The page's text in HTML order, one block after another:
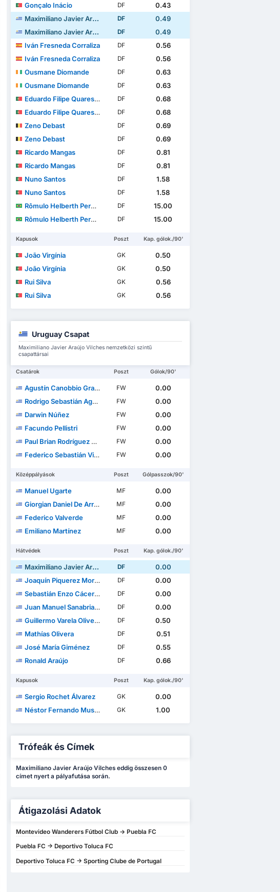
Gonçalo Inácio
DF
0.43
Maximiliano Javier Araújo Vilches
DF
0.49
Maximiliano Javier Araújo Vilches
DF
0.49
Iván Fresneda Corraliza
DF
0.56
Iván Fresneda Corraliza
DF
0.56
Ousmane Diomande
DF
0.63
Ousmane Diomande
DF
0.63
Eduardo Filipe Quaresma Coimbra Simões
DF
0.68
Eduardo Filipe Quaresma Coimbra Simões
DF
0.68
Zeno Debast
DF
0.69
Zeno Debast
DF
0.69
Ricardo Mangas
DF
0.81
Ricardo Mangas
DF
0.81
Nuno Santos
DF
1.58
Nuno Santos
DF
1.58
Rômulo Helberth Pereira Junior
DF
15.00
Rômulo Helberth Pereira Junior
DF 15.00
Kapusok Poszt Kap. gólok./90'
João Virgínia GK
0.50
João Virgínia
GK
0.50
Rui Silva
GK
0.56
Rui Silva
GK 0.56
Uruguay Csapat
Maximiliano Javier Araújo Vilches nemzetközi szintű
csapattársai
Csatárok Poszt Gólok/90'
Agustín Canobbio Graviz FW
0.00
Rodrigo Sebastián Aguirre Soto
FW
0.00
Darwin Núñez
FW
0.00
Facundo Pellistri
FW
0.00
Paul Brian Rodríguez Bravo
FW
0.00
Federico Sebastián Viñas Barboza
FW 0.00
Középpályások Poszt Gólpasszok/90'
Manuel Ugarte MF
0.00
Giorgian Daniel De Arrascaeta Benedetti
MF
0.00
Federico Valverde
MF
0.00
Emiliano Martínez
MF 0.00
Hátvédek Poszt Kap. gólok./90'
Maximiliano Javier Araújo Vilches DF
0.00
Joaquín Piquerez Moreira
DF
0.00
Sebastián Enzo Cáceres Ramos
DF
0.00
Juan Manuel Sanabria Magole
DF
0.00
Guillermo Varela Olivera
DF
0.50
Mathías Olivera
DF
0.51
José María Giménez
DF
0.55
Ronald Araújo
DF 0.66
Kapusok Poszt Kap. gólok./90'
Sergio Rochet Álvarez GK
0.00
Néstor Fernando Muslera Micol
GK 1.00
Trófeák és Címek
Maximiliano Javier Araújo Vilches eddig összesen 0
címet nyert a pályafutása során.
Átigazolási Adatok
Montevideo Wanderers Fútbol Club -> Puebla FC
Puebla FC -> Deportivo Toluca FC
Deportivo Toluca FC -> Sporting Clube de Portugal